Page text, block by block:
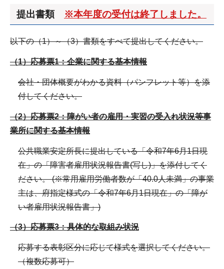
提出書類 ※本年度の受付は終了しました。
以下の（1）～（3）書類をすべて提出してください。
（1）応募票1：企業に関する基本情報
会社・団体概要がわかる資料（パンフレット等）を添
付してください。
（2）応募票2：障がい者の雇用・実習の受入れ状況等事
業所に関する基本情報
公共職業安定所長に提出している「令和7年6月1日現
在」の「障害者雇用状況報告書(写し)」を添付してく
ださい。 (※常用雇用労働者数が「40.0人未満」の事業
主は、府指定様式の「令和7年6月1日現在」の「障が
い者雇用状況報告書」)
（3）応募票3：具体的な取組み状況
応募する表彰区分に応じて様式を選択してください。
（複数応募可）